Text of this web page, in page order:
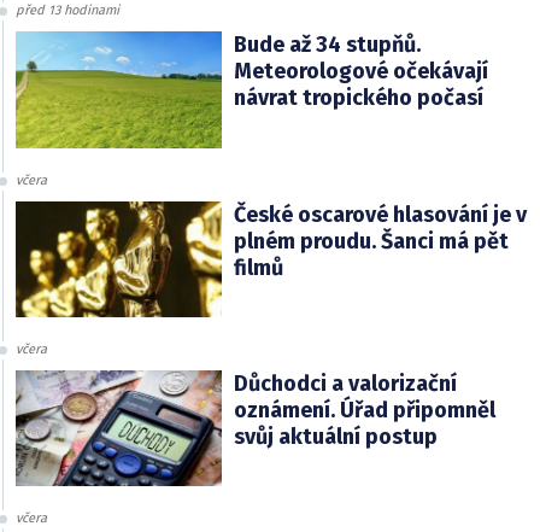
před 13 hodinami
Bude až 34 stupňů.
Meteorologové očekávají
návrat tropického počasí
včera
České oscarové hlasování je v
plném proudu. Šanci má pět
filmů
včera
Důchodci a valorizační
oznámení. Úřad připomněl
svůj aktuální postup
včera